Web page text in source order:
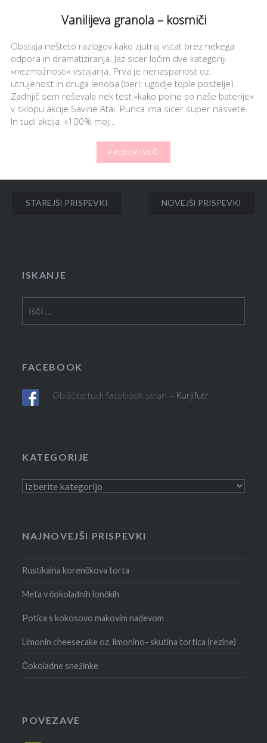
Vanilijeva granola – kosmiči
Obstaja nešteto razlogov kako zjutraj vstat brez nekega
odpora in dramatiziranja. Jaz sicer ločim dve kategoriji
»nezmožnosti« vstajanja. Prva je nenaspanost oz.
utrujenost in druga lenoba (beri: ugodje tople postelje).
Zadnjič sem reševala nek test »kako polne so naše baterije«
v sklopu akcije Savine Atai. Punca ima sicer super nasvete.
In tudi akcija »100% moj…
PREBERI VEČ
Navigacija
STAREJŠI PRISPEVKI NOVEJŠI PRISPEVKI
ISKANJE
FACEBOOK
Obiščite tudi facebook stran – Kurjifutr
KATEGORIJE
Kategorije
NAJNOVEJŠI PRISPEVKI
Rustikalna korenčkova torta
Meta v čokoladnih lončkih
Potica s kokosovo makovim nadevom
Limonin cheesecake oz. limonino- skutina tortica (rezine)
Čokoladne snežinke
POVEZAVE